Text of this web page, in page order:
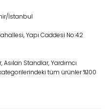
İstanbul
Yapı Caddesi No:42
Standlar, Yardımcı
tüm ürünler %100